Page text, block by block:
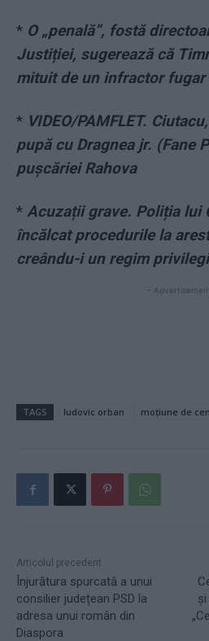
* O „penală”, fostă
Justiției, sugerează că
mituit de un infractor fugar
* VIDEO/PAMFLET.
pupă cu Dragnea jr. (Fane
pușcăriei Rahova
* Acuzații grave. Poliția lui
încălcat procedurile la
creându-i un regim
- Advertisement
TAGS ludovic orban moțiune de
Articolul precedent
Înjurătura spurcată a unui
consilier județean PSD la
adresa unui român din
Diaspora
şi